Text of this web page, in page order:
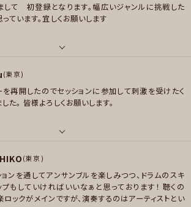
、いきものがかり、結束バンド、ずっと真夜
Michelle Gun Elephant、UNISON SQUARE GAR
ク/ブルース , アニソン/ボカロ
メッセージ
して 初登録となります。幅広いジャンルに挑戦した
っています。宜しくお願いします
インギー ヴァン・ヘイレン
(東京)
を再開したのでセッションに参加して刺激を受けたく
た。 皆様よろしくお願いします。
Edward Van Halen（のリズム） Jeff Por
(東京)
ョンを通してアンサンブルを楽しみつつ、ドラムのスキ
プもしていければいいなぁと思っております！ 聴くの
ロックがメインですが、演奏するのはアーティストとい